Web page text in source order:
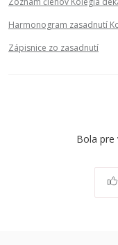
Harmonogram zasadnutí
Zápisnice zo zasadnutí
Bola pre